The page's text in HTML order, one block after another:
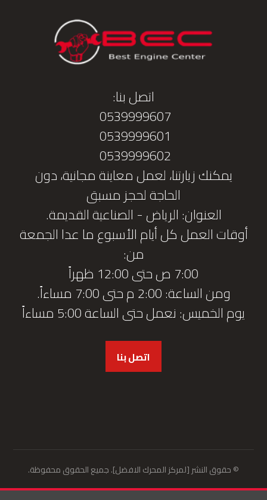
اتصل بنا:
0539999607
0539999601
0539999602
يمكنك زيارتنا، لعمل معاينة مجانية، دون
الحاجة لحجز مسبق
العنوان: الرياض - الصناعية القديمة.
أوقات العمل كل أيام الأسبوع ما عدا الجمعة
من:
7:00 ص حتى 12:00 ظهراً
ومن الساعة: 2:00 م حتى 7:00 مساءاً.
يوم الخميس: نعمل حتى الساعة 5:00 مساءاً
اتصل بنا
© حقوق النشر [لمركز المحرك الافضل]. جميع الحقوق محفوظة.